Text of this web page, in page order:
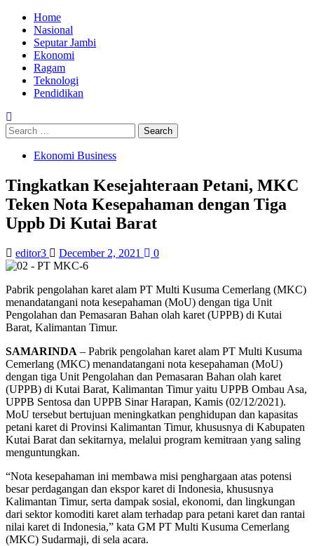
Skip
content
Primary
Menu
Home
Nasional
Seputar Jambi
Ekonomi
Ragam
Teknologi
Pendidikan
Search
for:
Ekonomi Business
Tingkatkan Kesejahteraan Petani, MKC
Teken Nota Kesepahaman dengan Tiga
Uppb Di Kutai Barat
editor3 December 2, 2021 0
Pabrik pengolahan karet alam PT Multi Kusuma Cemerlang (MKC)
menandatangani nota kesepahaman (MoU) dengan tiga Unit
Pengolahan dan Pemasaran Bahan olah karet (UPPB) di Kutai
Barat, Kalimantan Timur.
SAMARINDA – Pabrik pengolahan karet alam PT Multi Kusuma
Cemerlang (MKC) menandatangani nota kesepahaman (MoU)
dengan tiga Unit Pengolahan dan Pemasaran Bahan olah karet
(UPPB) di Kutai Barat, Kalimantan Timur yaitu UPPB Ombau Asa,
UPPB Sentosa dan UPPB Sinar Harapan, Kamis (02/12/2021).
MoU tersebut bertujuan meningkatkan penghidupan dan kapasitas
petani karet di Provinsi Kalimantan Timur, khususnya di Kabupaten
Kutai Barat dan sekitarnya, melalui program kemitraan yang saling
menguntungkan.
“Nota kesepahaman ini membawa misi penghargaan atas potensi
besar perdagangan dan ekspor karet di Indonesia, khususnya
Kalimantan Timur, serta dampak sosial, ekonomi, dan lingkungan
dari sektor komoditi karet alam terhadap para petani karet dan rantai
nilai karet di Indonesia,” kata GM PT Multi Kusuma Cemerlang
(MKC) Sudarmaji, di sela acara.